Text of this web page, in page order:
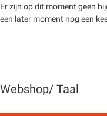
Er zijn op dit moment geen
een later moment nog een
Webshop/ Taal